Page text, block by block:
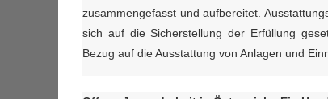
zusammengefasst und aufbereitet.
sich auf die Sicherstellung der Erfüllung
Bezug auf die Ausstattung von Anlagen und